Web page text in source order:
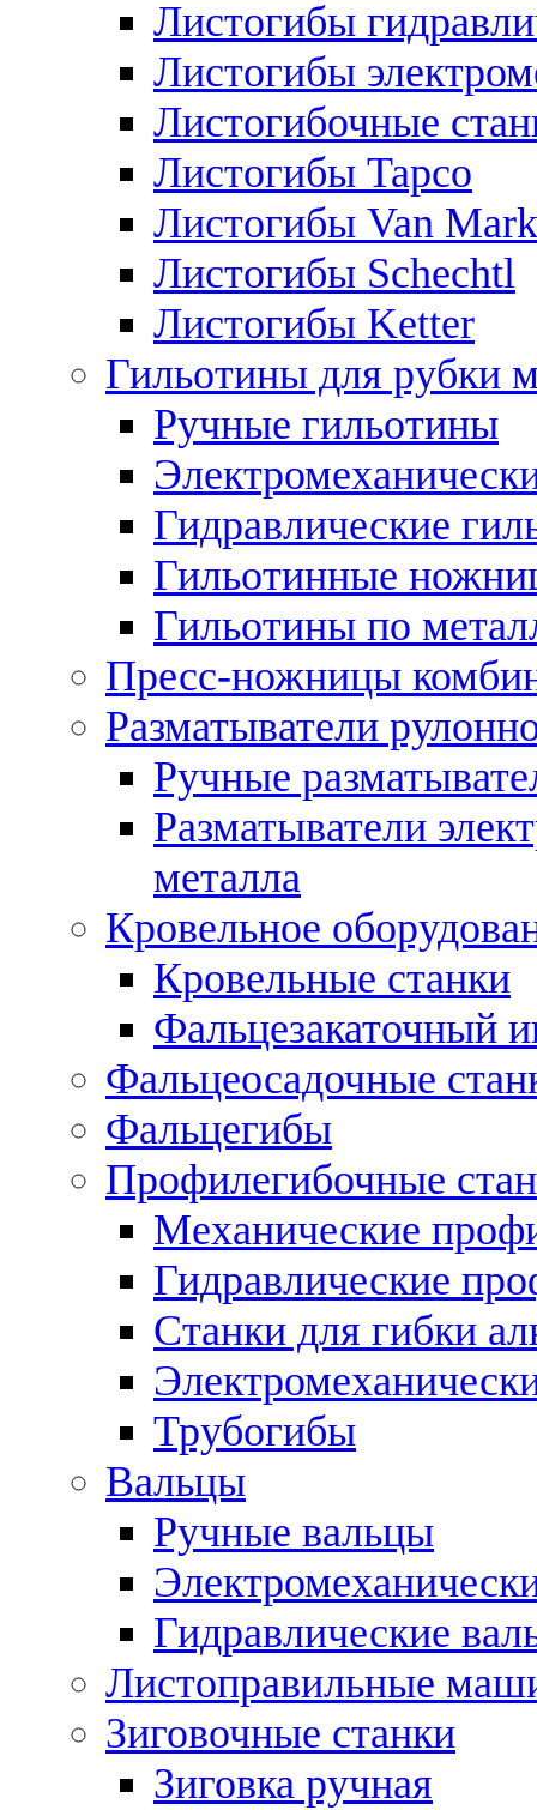
Листогибы
Листогибы
Листогибочные
Листогибы Tapco
Листогибы Van Mark
Листогибы Schechtl
Листогибы Ketter
Гильотины для рубки
Ручные гильотины
Гидравлические
Гильотинные
Гильотины по
Пресс-ножницы
Разматыватели
Ручные
Разматыватели
металла
Кровельное
Кровельные станки
Фальцезакаточный
Фальцеосадочные
Фальцегибы
Профилегибочные
Механические
Гидравлические
Станки для гибки
Трубогибы
Вальцы
Ручные вальцы
Гидравлические
Листоправильные
Зиговочные станки
Зиговка ручная